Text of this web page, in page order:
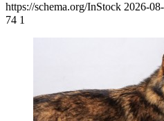
https://schema.org/InStock 2026-
74 1